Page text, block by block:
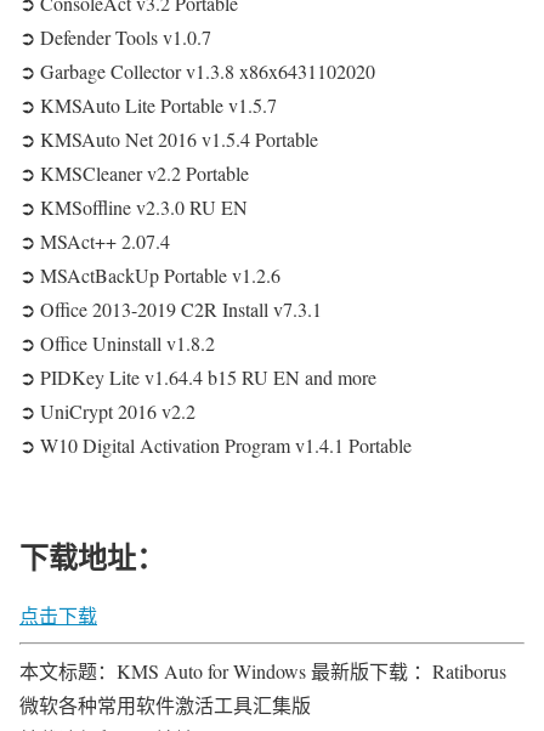
➲ Defender Tools v1.0.7
➲ Garbage Collector v1.3.8 x86x6431102020
➲ KMSAuto Lite Portable v1.5.7
➲ KMSAuto Net 2016 v1.5.4 Portable
➲ KMSCleaner v2.2 Portable
➲ KMSoffline v2.3.0 RU EN
➲ MSAct++ 2.07.4
➲ MSActBackUp Portable v1.2.6
➲ Office 2013-2019 C2R Install v7.3.1
➲ Office Uninstall v1.8.2
➲ PIDKey Lite v1.64.4 b15 RU EN and more
➲ UniCrypt 2016 v2.2
➲ W10 Digital Activation Program v1.4.1 Portable
下载地址：
点击下载
本文标题：KMS Auto for Windows 最新版下载 ：Ratiborus
微软各种常用软件激活工具汇集版